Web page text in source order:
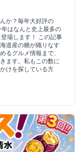
か？毎年大好評の
年はなんと史上最多の
場します！ この記事
道産の糖が織りなす
るグルメ情報まで、
ます。私もこの数に
けを探している方